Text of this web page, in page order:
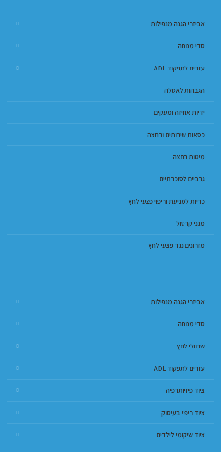
אביזרי הגנה מנפילות
סדי מנוחה
עזרים לתפקוד ADL
הגבהות לאסלה
ידיות אחיזה ומעקים
כסאות שירותים ורחצה
מיטות רחצה
גרביים לסוכרתיים
כריות למניעת וריפוי פצעי לחץ
מגני קרסול
מזרונים נגד פצעי לחץ
אביזרי הגנה מנפילות
סדי מנוחה
שרוולי לחץ
עזרים לתפקוד ADL
ציוד פיזיותרפיה
ציוד ריפוי בעיסוק
ציוד שיקומי לילדים